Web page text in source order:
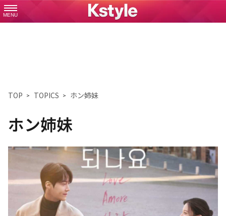
MENU
TOP TOPICS ホン姉妹
ホン姉妹